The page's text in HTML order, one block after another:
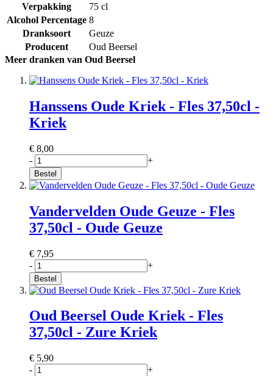
Verpakking
75 cl
Alcohol Percentage 8
Dranksoort
Geuze
Producent
Oud Beersel
Meer dranken van Oud Beersel
Hanssens Oude Kriek - Fles 37,50cl -
Kriek
€ 8,00
-
+
Bestel
Vandervelden Oude Geuze - Fles
37,50cl - Oude Geuze
€ 7,95
-
+
Bestel
Oud Beersel Oude Kriek - Fles
37,50cl - Zure Kriek
€ 5,90
-
+